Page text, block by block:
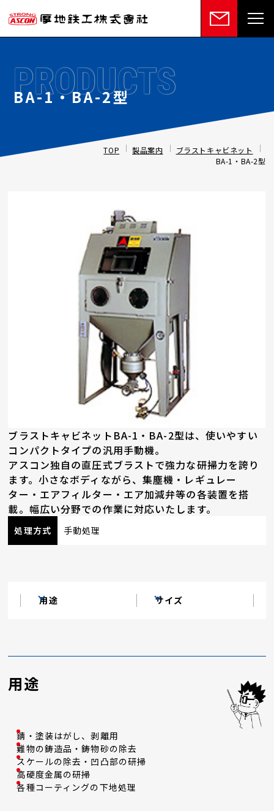
BA-1・BA-2型
PRODUCTS
TOP 製品案内
ブラストキャビネット
BA-1・BA-2型
ブラストキャビネットBA-1・BA-2型は、使いやすい
コンパクトタイプの汎用手動機。
アスコン独自の直圧式ブラストで強力な研掃力を誇り
ます。小さなボディながら、集塵機・レギュレー
ター・エアフィルター・エア加減弁等の各装置を搭
載。幅広い分野での作業に対応いたします。
処理方式 手動処理
用途 サイズ
用途
錆・塗装はがし、剥離用
難物の鋳造品・鋳物砂の除去
スケールの除去・凹凸部の研掃
高硬度金属の研掃
各種コーティングの下地処理